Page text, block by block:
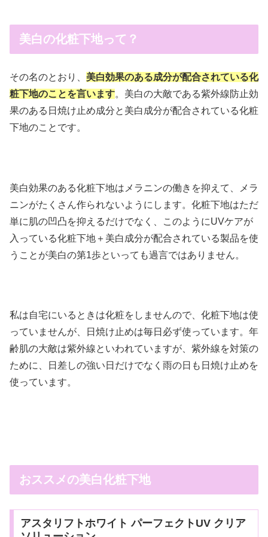
美白の化粧下地って？
その名のとおり、 美白効果のある成分が配合されている化
粧下地のことを言います。美白の大敵である紫外線防止効
果のある日焼け止め成分と美白成分が配合されている化粧
下地のことです。
美白効果のある化粧下地はメラニンの働きを抑えて、メラ
ニンがたくさん作られないようにします。化粧下地はただ
単に肌の凹凸を抑えるだけでなく、このようにUVケアが
入っている化粧下地＋美白成分が配合されている製品を使
うことが美白の第1歩といっても過言ではありません。
私は自宅にいるときは化粧をしませんので、化粧下地は使
っていませんが、日焼け止めは毎日必ず使っています。年
齢肌の大敵は紫外線といわれていますが、紫外線を対策の
ために、日差しの強い日だけでなく雨の日も日焼け止めを
使っています。
おススメの美白化粧下地
アスタリフトホワイト パーフェクトUV クリア